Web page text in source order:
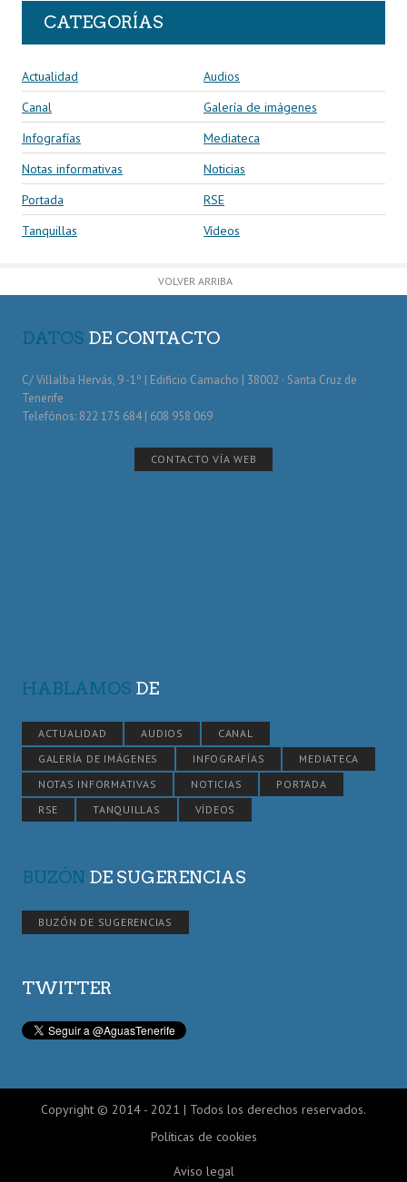
CATEGORÍAS
Actualidad
Audios
Canal
Galería de imágenes
Infografías
Mediateca
Notas informativas
Noticias
Portada
RSE
Tanquillas
Vídeos
VOLVER ARRIBA
DATOS DE CONTACTO
C/ Villalba Hervás, 9 -1º | Edificio Camacho | 38002 · Santa Cruz de
Tenerife
Telefónos: 822 175 684 | 608 958 069
CONTACTO VÍA WEB
HABLAMOS DE
ACTUALIDAD AUDIOS
CANAL
GALERÍA DE IMÁGENES
INFOGRAFÍAS
MEDIATECA
NOTAS INFORMATIVAS
NOTICIAS
PORTADA
RSE
TANQUILLAS VÍDEOS
BUZÓN DE SUGERENCIAS
BUZÓN DE SUGERENCIAS
TWITTER
Copyright © 2014 - 2021 | Todos los derechos reservados.
Políticas de cookies
Aviso legal